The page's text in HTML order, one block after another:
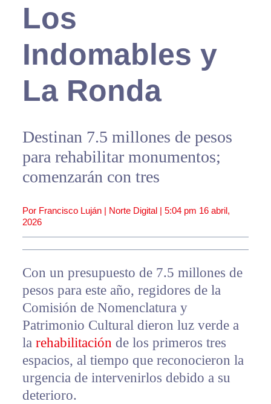
Los
Indomables y
La Ronda
Destinan 7.5 millones de pesos
para rehabilitar monumentos;
comenzarán con tres
Por Francisco Luján | Norte Digital | 5:04 pm 16 abril,
2026
Con un presupuesto de 7.5 millones de
pesos para este año, regidores de la
Comisión de Nomenclatura y
Patrimonio Cultural dieron luz verde a
la rehabilitación de los primeros tres
espacios, al tiempo que reconocieron la
urgencia de intervenirlos debido a su
deterioro.